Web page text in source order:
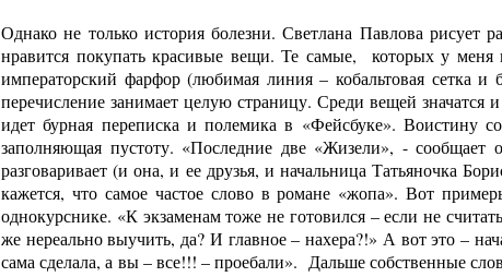
Однако не только история болезни. Светлана Павлова
нравится покупать красивые вещи. Те самые, которых у
императорский фарфор (любимая линия – кобальтовая сетка
перечисление занимает целую страницу. Среди вещей
идет бурная переписка и полемика в «Фейсбуке». Воистину
заполняющая пустоту. «Последние две «Жизели», -
разговаривает (и она, и ее друзья, и начальница Татьяночка
кажется, что самое частое слово в романе «жопа». Вот
однокурснике. «К экзаменам тоже не готовился – если не
же нереально выучить, да? И главное – нахера?!» А вот это –
сама сделала, а вы – все!!! – проебали». Дальше собственные